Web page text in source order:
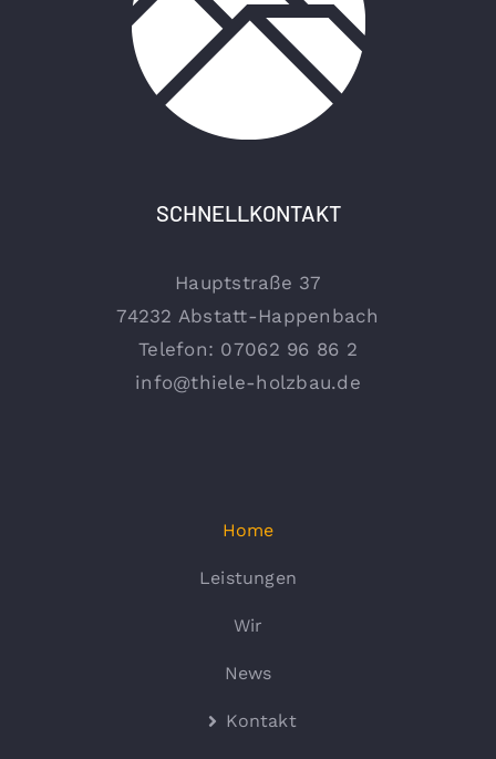
SCHNELLKONTAKT
Hauptstraße 37
74232 Abstatt-Happenbach
Telefon: 07062 96 86 2
info@thiele-holzbau.de
Home
Leistungen
Wir
News
Kontakt